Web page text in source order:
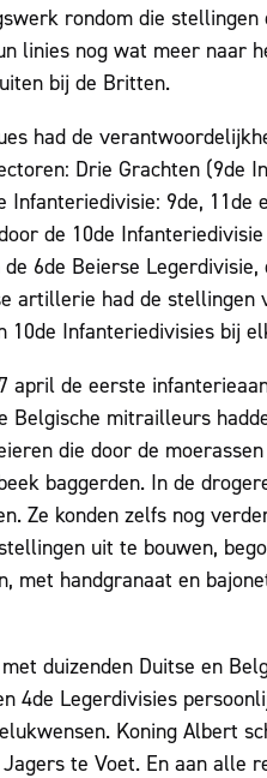
rondom die
linies nog wat meer naar
bij de Britten.
had de
Drie Grachten (9de
9de, 11de
de 10de
6de Beierse
artillerie had de stellingen
10de Infanteriedivisies bij
april de eerste
Belgische mitrailleurs
die door de
baggerden. In de
Ze konden zelfs nog
uit te bouwen,
met handgranaat en
duizenden Duitse en
4de Legerdivisies
Koning Albert
te Voet. En aan alle